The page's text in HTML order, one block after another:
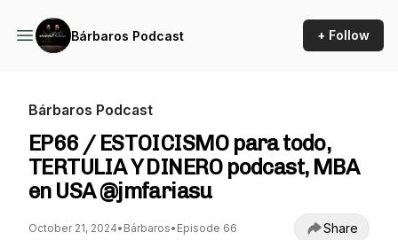
Bárbaros Podcast + Follow
Bárbaros Podcast
EP66 / ESTOICISMO para todo,
TERTULIA Y DINERO podcast, MBA
en USA @jmfariasu
October 21, 2024• Bárbaros• Episode 66 Share